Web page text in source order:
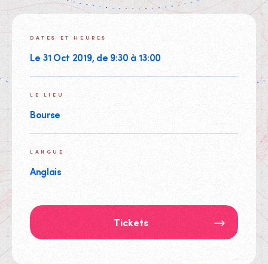
DATES ET HEURES
Le 31 Oct 2019, de 9:30 à 13:00
LE LIEU
Bourse
LANGUE
Anglais
Tickets